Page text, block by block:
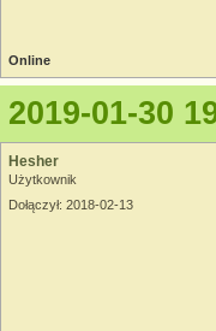
Online
2019-01-30
Hesher
Użytkownik
Dołączył: 2018-02-13